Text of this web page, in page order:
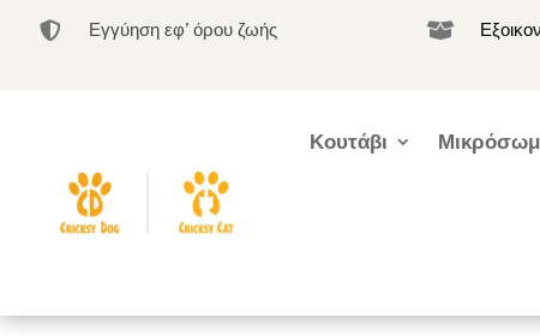
 Εγγύηση εφ’ όρου ζωής 
Κουτάβι